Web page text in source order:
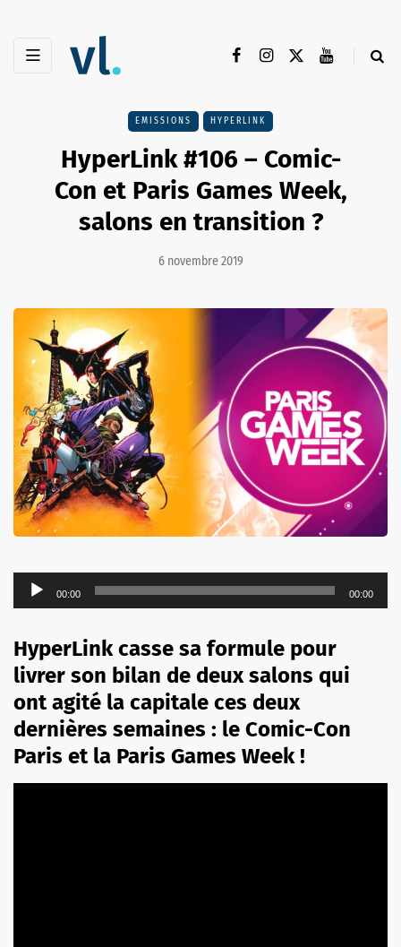
EMISSIONS HYPERLINK
HyperLink #106 – Comic-
Con et Paris Games Week,
salons en transition ?
6 novembre 2019
Lecteur
audio
00:00 00:00
HyperLink casse sa formule pour
livrer son bilan de deux salons qui
ont agité la capitale ces deux
dernières semaines : le Comic-Con
Paris et la Paris Games Week !